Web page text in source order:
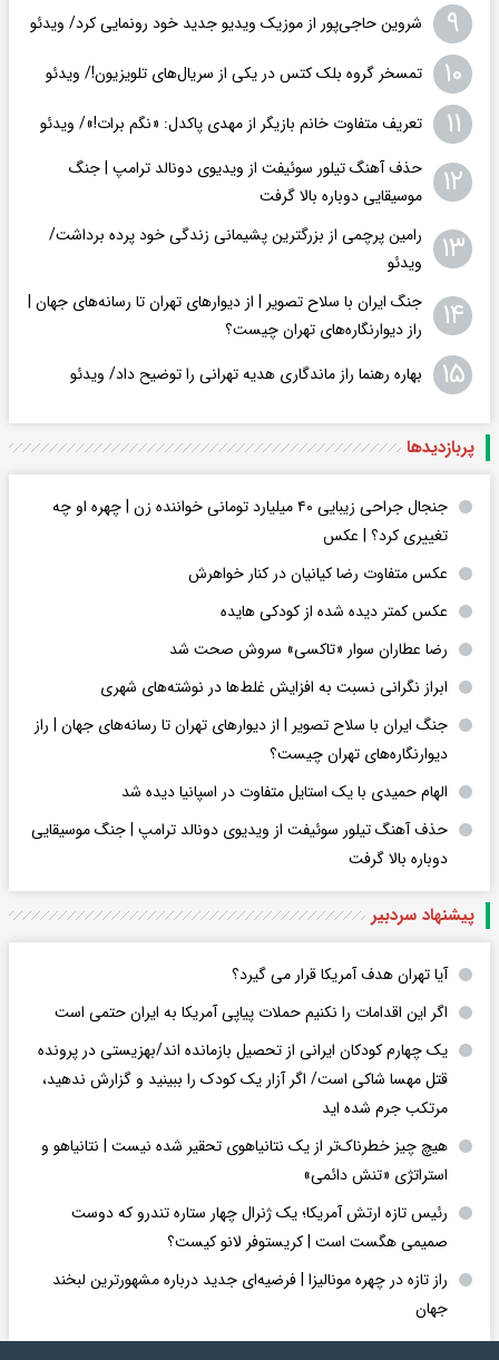
۹ شروین حاجی‌پور از موزیک ویدیو جدید خود رونمایی کرد/ ویدئو
۱۰ تمسخر گروه بلک کتس در یکی از سریال‌های تلویزیون!/ ویدئو
۱۱ تعریف متفاوت خانم بازیگر از مهدی پاکدل: «نگم برات!»/ ویدئو
۱۲
حذف آهنگ تیلور سوئیفت از ویدیوی دونالد ترامپ | جنگ
موسیقایی دوباره بالا گرفت
۱۳
رامین پرچمی از بزرگترین پشیمانی زندگی خود پرده برداشت/
ویدئو
۱۴
جنگ ایران با سلاح تصویر | از دیوارهای تهران تا رسانه‌های جهان |
راز دیوارنگاره‌های تهران چیست؟
۱۵ بهاره رهنما راز ماندگاری هدیه تهرانی را توضیح داد/ ویدئو
پربازدید‌ها
جنجال جراحی زیبایی ۴۰ میلیارد تومانی خواننده زن | چهره او چه
تغییری کرد؟ | عکس
عکس متفاوت رضا کیانیان در کنار خواهرش
عکس کمتر دیده شده از کودکی هایده
رضا عطاران سوار «تاکسی» سروش صحت شد
ابراز نگرانی نسبت به افزایش غلط‌ها در نوشته‌های شهری
جنگ ایران با سلاح تصویر | از دیوارهای تهران تا رسانه‌های جهان | راز
دیوارنگاره‌های تهران چیست؟
الهام حمیدی با یک استایل متفاوت در اسپانیا دیده شد
حذف آهنگ تیلور سوئیفت از ویدیوی دونالد ترامپ | جنگ موسیقایی
دوباره بالا گرفت
پیشنهاد سردبیر
آیا تهران هدف آمریکا قرار می گیرد؟
اگر این اقدامات را نکنیم حملات پیاپی آمریکا به ایران حتمی است
یک چهارم کودکان ایرانی از تحصیل بازمانده اند/بهزیستی در پرونده
قتل مهسا شاکی است/ اگر آزار یک کودک را ببینید و گزارش ندهید،
مرتکب جرم شده اید
هیچ چیز خطرناک‌تر از یک نتانیاهوی تحقیر شده نیست | نتانیاهو و
استراتژی «تنش دائمی»
رئیس تازه ارتش آمریکا؛ یک ژنرال چهار ستاره تندرو که دوست
صمیمی هگست است | کریستوفر لانو کیست؟
راز تازه در چهره مونالیزا | فرضیه‌ای جدید درباره مشهورترین لبخند
جهان